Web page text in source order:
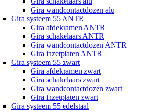
Gira wandcontactdozen alu
Gira systeem 55 ANTR
Gira afdekramen ANTR
Gira schakelaars ANTR
Gira wandcontactdozen ANTR
Gira inzetplaten ANTR
Gira systeem 55 zwart
Gira afdekramen zwart
Gira schakelaars zwart
Gira wandcontactdozen zwart
Gira inzetplaten zwart
Gira systeem 55 edelstaal